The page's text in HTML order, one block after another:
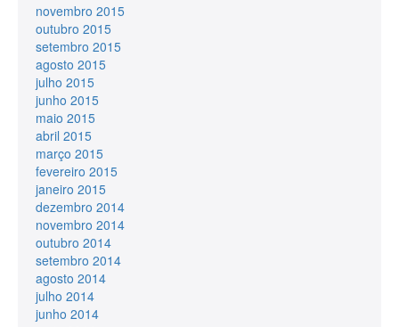
novembro 2015
outubro 2015
setembro 2015
agosto 2015
julho 2015
junho 2015
maio 2015
abril 2015
março 2015
fevereiro 2015
janeiro 2015
dezembro 2014
novembro 2014
outubro 2014
setembro 2014
agosto 2014
julho 2014
junho 2014